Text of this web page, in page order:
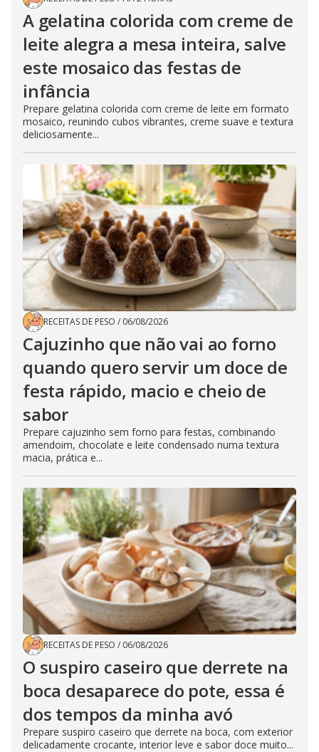
A gelatina colorida com creme de
leite alegra a mesa inteira, salve
este mosaico das festas de
infância
Prepare gelatina colorida com creme de leite em formato
mosaico, reunindo cubos vibrantes, creme suave e textura
deliciosamente...
RECEITAS DE PESO / 06/08/2026
Cajuzinho que não vai ao forno
quando quero servir um doce de
festa rápido, macio e cheio de
sabor
Prepare cajuzinho sem forno para festas, combinando
amendoim, chocolate e leite condensado numa textura
macia, prática e...
RECEITAS DE PESO / 06/08/2026
O suspiro caseiro que derrete na
boca desaparece do pote, essa é
dos tempos da minha avó
Prepare suspiro caseiro que derrete na boca, com exterior
delicadamente crocante, interior leve e sabor doce muito...